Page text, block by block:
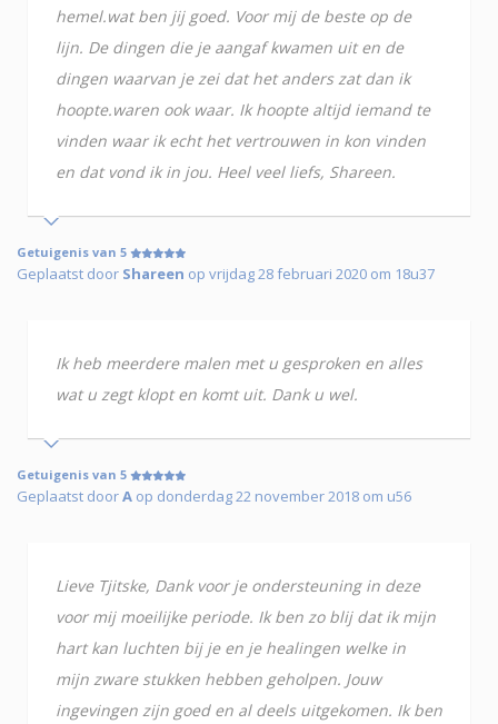
hemel.wat ben jij goed. Voor mij de beste op de
lijn. De dingen die je aangaf kwamen uit en de
dingen waarvan je zei dat het anders zat dan ik
hoopte.waren ook waar. Ik hoopte altijd iemand te
vinden waar ik echt het vertrouwen in kon vinden
en dat vond ik in jou. Heel veel liefs, Shareen.
Getuigenis van 5
Geplaatst door Shareen op vrijdag 28 februari 2020 om 18u37
Ik heb meerdere malen met u gesproken en alles
wat u zegt klopt en komt uit. Dank u wel.
Getuigenis van 5
Geplaatst doorA op donderdag 22 november 2018 om u56
Lieve Tjitske, Dank voor je ondersteuning in deze
voor mij moeilijke periode. Ik ben zo blij dat ik mijn
hart kan luchten bij je en je healingen welke in
mijn zware stukken hebben geholpen. Jouw
ingevingen zijn goed en al deels uitgekomen. Ik ben